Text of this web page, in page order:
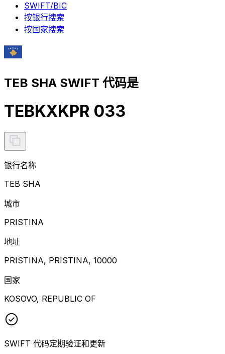
SWIFT/BIC
按银行搜索
按国家搜索
TEB SHA SWIFT 代码是
TEBKXKPR 033
银行名称
TEB SHA
城市
PRISTINA
地址
PRISTINA, PRISTINA, 10000
国家
KOSOVO, REPUBLIC OF
SWIFT 代码定期验证和更新